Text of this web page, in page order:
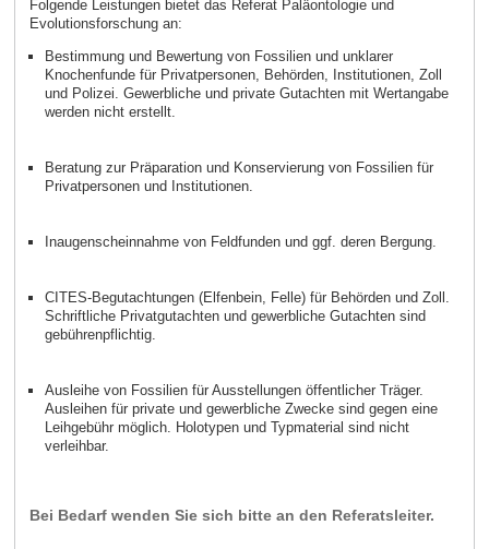
Folgende Leistungen bietet das Referat Paläontologie und
Evolutionsforschung an:
Bestimmung und Bewertung von Fossilien und unklarer
Knochenfunde für Privatpersonen, Behörden, Institutionen, Zoll
und Polizei. Gewerbliche und private Gutachten mit Wertangabe
werden nicht erstellt.
Beratung zur Präparation und Konservierung von Fossilien für
Privatpersonen und Institutionen.
Inaugenscheinnahme von Feldfunden und ggf. deren Bergung.
CITES-Begutachtungen (Elfenbein, Felle) für Behörden und Zoll.
Schriftliche Privatgutachten und gewerbliche Gutachten sind
gebührenpflichtig.
Ausleihe von Fossilien für Ausstellungen öffentlicher Träger.
Ausleihen für private und gewerbliche Zwecke sind gegen eine
Leihgebühr möglich. Holotypen und Typmaterial sind nicht
verleihbar.
Bei Bedarf wenden Sie sich bitte an den Referatsleiter.